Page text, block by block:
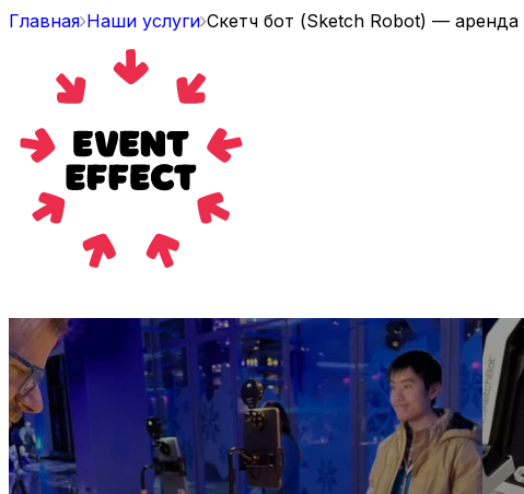
Главная Наши услуги Скетч бот (Sketch Robot) —